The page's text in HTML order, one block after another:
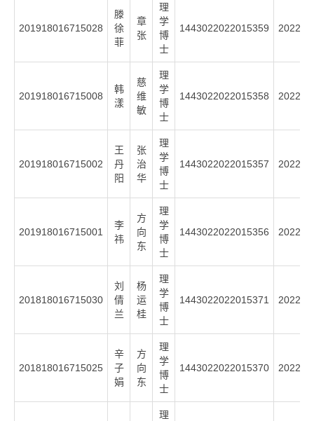
201918016715028
滕
徐
菲
章
张
理
学
博
士
1443022022015359 2022
201918016715008
韩
漾
慈
维
敏
理
学
博
士
1443022022015358 2022
201918016715002
王
丹
阳
张
治
华
理
学
博
士
1443022022015357 2022
201918016715001
李
祎
方
向
东
理
学
博
士
1443022022015356 2022
201818016715030
刘
倩
兰
杨
运
桂
理
学
博
士
1443022022015371 2022
201818016715025
辛
子
娟
方
向
东
理
学
博
士
1443022022015370 2022
理